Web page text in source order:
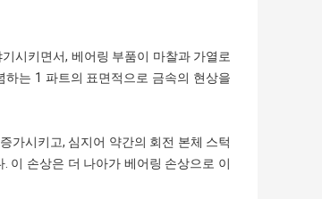
시키면서, 베어링 부품이 마찰과 가열로
는 1 파트의 표면적으로 금속의 현상을
가시키고, 심지어 약간의 회전 본체 스턱
이 손상은 더 나아가 베어링 손상으로 이